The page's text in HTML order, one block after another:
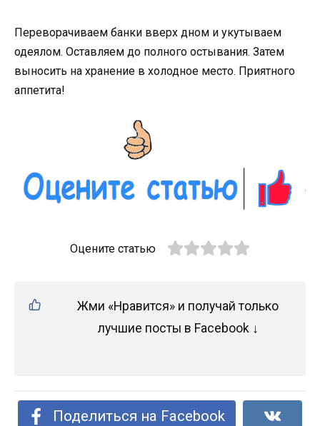
Переворачиваем банки вверх дном и укутываем
одеялом. Оставляем до полного остывания. Затем
выносить на хранение в холодное место. Приятного
аппетита!
Оцените статью
Жми «Нравится» и получай только
лучшие посты в Facebook ↓
Поделиться на Facebook